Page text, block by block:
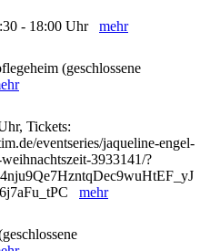
- 18:00 Uhr mehr
(geschlossene
Tickets:
eventseries/jaqueline-engel-
3933141/?
mehr